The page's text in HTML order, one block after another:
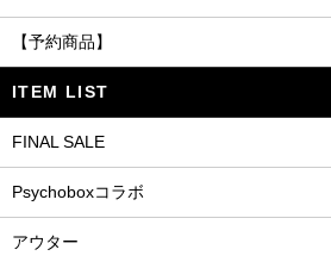
【予約商品】
ITEM LIST
FINAL SALE
Psychoboxコラボ
アウター